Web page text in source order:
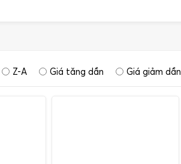
Z-A Giá tăng dần Giá giảm dần